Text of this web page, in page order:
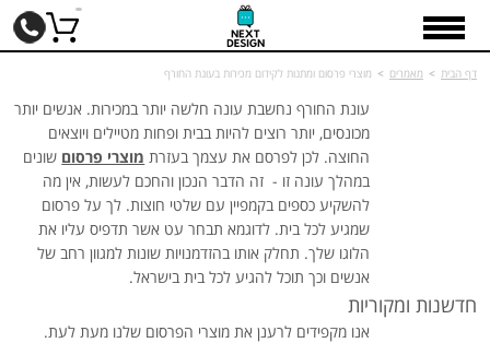
דף הבית > מאמרים > מוצרי פרסום ומתנות לקידום מכירות בעונת החורף
עונת החורף נחשבת עונה חלשה יותר במכירות. אנשים יותר
מכונסים, יותר רוצים להיות בבית ופחות מטיילים ויוצאים
החוצה. לכן לפרסם את עצמך בעזרת מוצרי פרסום שונים
במהלך עונה זו - זה הדבר הנכון והחכם לעשות, אין מה
להשקיע כספים בקמפיין עם שלטי חוצות. לך על פרסום
שמגיע לכל בית. לדוגמא תבחר עט אשר תדפיס עליו את
הלוגו שלך. תחלק אותו בהזדמנויות שונות למגוון רחב של
אנשים וכך תוכל להגיע לכל בית בישראל.
חדשנות ומקוריות
אנו מקפידים לרענן את מוצרי הפרסום שלנו מעת לעת.